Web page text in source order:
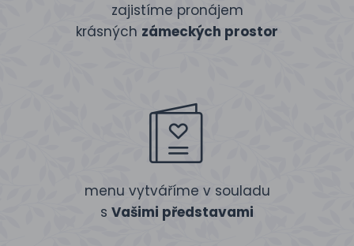
zajistíme pronájem
krásných zámeckých prostor
menu vytváříme v souladu
s Vašimi představami